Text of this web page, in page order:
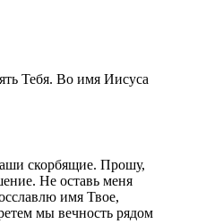
Тебя. Во имя Иисуса
скорбящие. Прошу,
Не оставь меня
имя Твое,
мы вечность рядом